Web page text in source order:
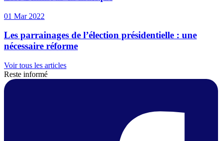
01 Mar 2022
Les parrainages de l’élection présidentielle : une
nécessaire réforme
Voir tous les articles
Reste informé